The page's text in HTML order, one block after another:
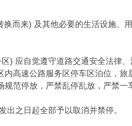
而来) 及其他必要的生活设施、
) 应自觉遵守道路交通安全法律
高速公路服务区停车区泊位，旅
范停放，严禁乱停乱放，严禁一
之日起全部予以取消并禁停。